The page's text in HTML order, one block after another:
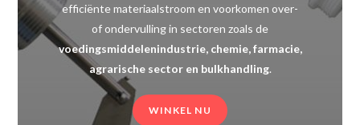
efficiënte materiaalstroom en voorkomen over-
of ondervulling in sectoren zoals de
voedingsmiddelenindustrie, chemie, farmacie,
agrarische sector en bulkhandling.
WINKEL NU